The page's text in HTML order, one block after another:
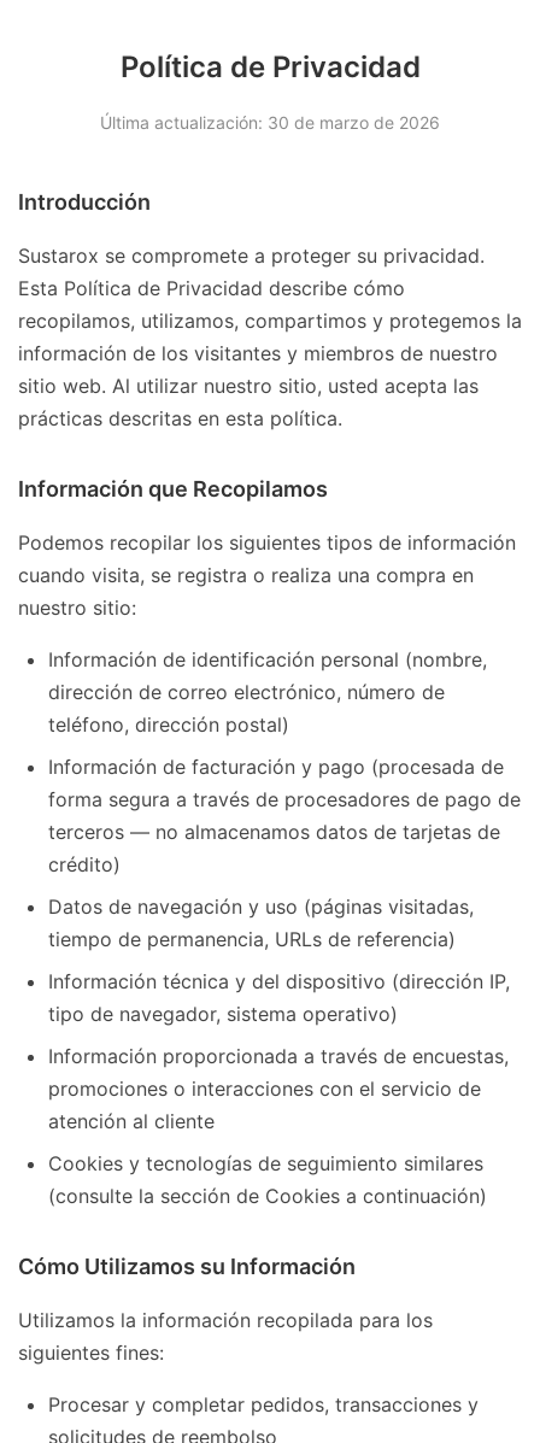
Política de Privacidad
Última actualización: 30 de marzo de 2026
Introducción
Sustarox se compromete a proteger su privacidad.
Esta Política de Privacidad describe cómo
recopilamos, utilizamos, compartimos y protegemos la
información de los visitantes y miembros de nuestro
sitio web. Al utilizar nuestro sitio, usted acepta las
prácticas descritas en esta política.
Información que Recopilamos
Podemos recopilar los siguientes tipos de información
cuando visita, se registra o realiza una compra en
nuestro sitio:
Información de identificación personal (nombre,
dirección de correo electrónico, número de
teléfono, dirección postal)
Información de facturación y pago (procesada de
forma segura a través de procesadores de pago de
terceros — no almacenamos datos de tarjetas de
crédito)
Datos de navegación y uso (páginas visitadas,
tiempo de permanencia, URLs de referencia)
Información técnica y del dispositivo (dirección IP,
tipo de navegador, sistema operativo)
Información proporcionada a través de encuestas,
promociones o interacciones con el servicio de
atención al cliente
Cookies y tecnologías de seguimiento similares
(consulte la sección de Cookies a continuación)
Cómo Utilizamos su Información
Utilizamos la información recopilada para los
siguientes fines:
Procesar y completar pedidos, transacciones y
solicitudes de reembolso